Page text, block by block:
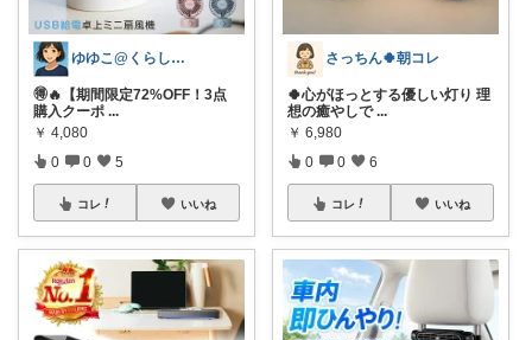
ゆゆこ@くらしを楽に便利に✨
🉐🔥【期間限定72%OFF！3点
購入クーポ ...
￥ 4,080
0 0 5
コレ いいね
さっちん🍀朝コレ
🍀心がほっとする優しい灯り 理
想の癒やしで ...
￥ 6,980
0 0 6
コレ いいね